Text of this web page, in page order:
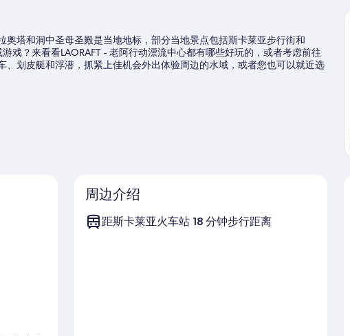
奥塔和洞中圣母圣殿是当地地标，部分当地景点包括斯卡莱亚步行街和
戏？来看看LAORAFT - 老阿行动漂流中心都有哪些好玩的，或者考虑前往
、划皮艇和浮潜，抓紧上佳机会外出体验周边的水域，或者您也可以就近选
周边介绍
距斯卡莱亚火车站 18 分钟步行距离